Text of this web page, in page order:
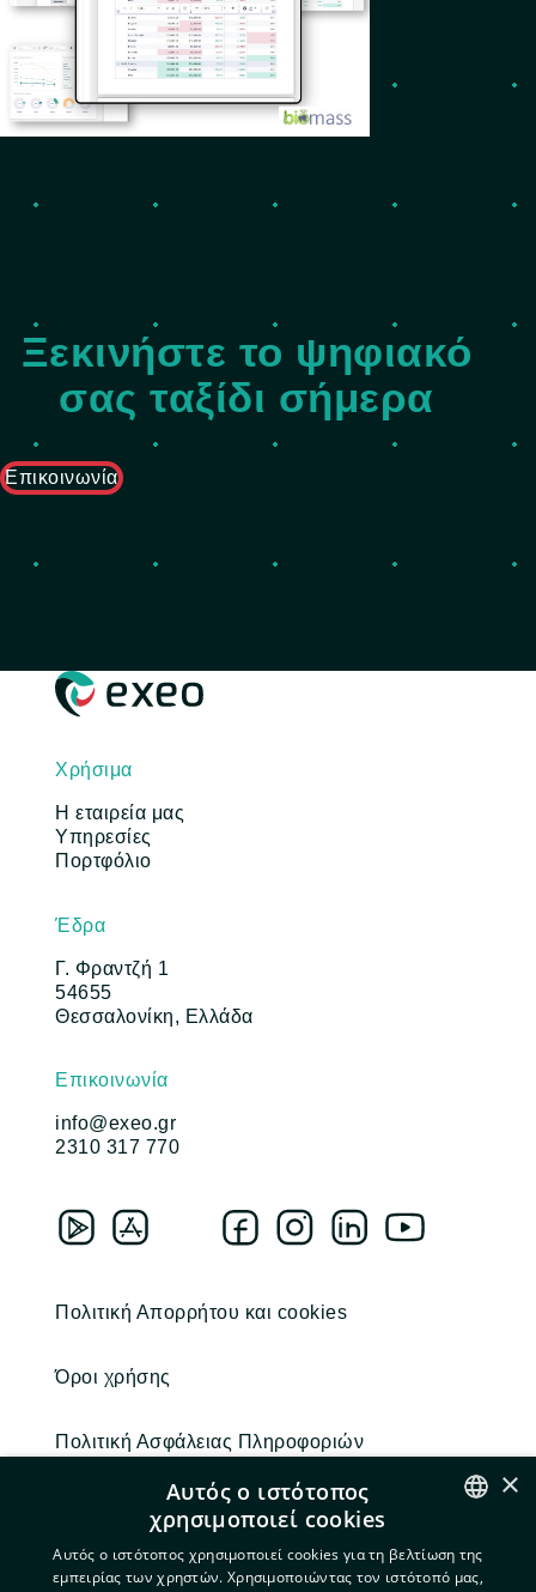
Ξεκινήστε το ψηφιακό
σας ταξίδι σήμερα
Επικοινωνία
Χρήσιμα
Η εταιρεία μας
Υπηρεσίες
Πορτφόλιο
Έδρα
Γ. Φραντζή 1
54655
Θεσσαλονίκη, Ελλάδα
Επικοινωνία
info@exeo.gr
2310 317 770
Πολιτική Απορρήτου και cookies
Όροι χρήσης
Πολιτική Ασφάλειας Πληροφοριών
ENGLISH
×
Αυτός ο ιστότοπος
χρησιμοποιεί cookies
Αυτός ο ιστότοπος χρησιμοποιεί cookies για τη βελτίωση της
εμπειρίας των χρηστών. Χρησιμοποιώντας τον ιστότοπό μας,